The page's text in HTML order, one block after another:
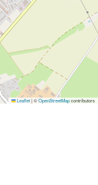
Leaflet|©OpenStreetMapcontributors